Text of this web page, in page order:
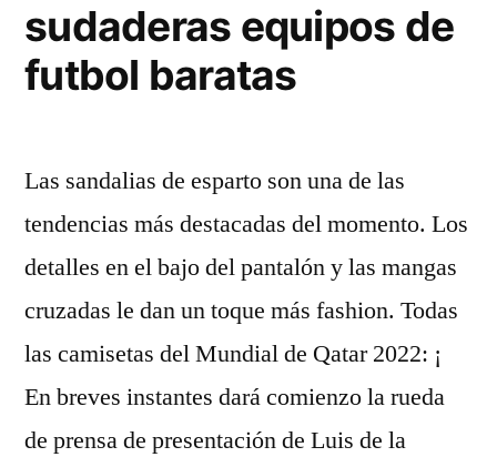
sudaderas equipos de
futbol baratas
Las sandalias de esparto son una de las
tendencias más destacadas del momento. Los
detalles en el bajo del pantalón y las mangas
cruzadas le dan un toque más fashion. Todas
las camisetas del Mundial de Qatar 2022: ¡
En breves instantes dará comienzo la rueda
de prensa de presentación de Luis de la